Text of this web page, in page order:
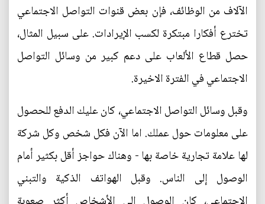
الآلاف من الوظائف، فإن بعض قنوات التواصل الاجتماعي
تخترع أفكارا مبتكرة لكسب الإيرادات. على سبيل المثال،
حصل قطاع الألعاب على دعم كبير من وسائل التواصل
الاجتماعي في الفترة الاخيرة.
وقبل وسائل التواصل الاجتماعي، كان عليك الدفع للحصول
على معلومات حول عملك. اما الآن فكل شخص وكل شركة
لها علامة تجارية خاصة بها - وهناك حواجز أقل بكثير أمام
الوصول إلى الناس. وقبل الهواتف الذكية والتبني